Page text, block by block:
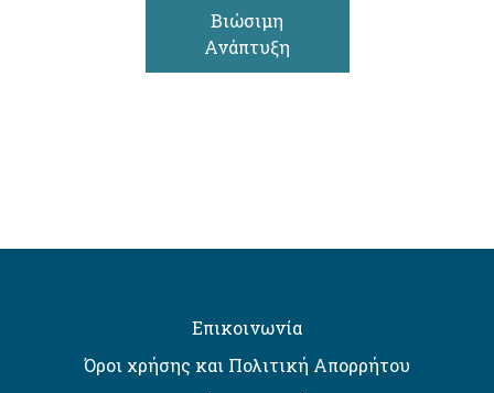
Βιώσιμη
Ανάπτυξη
Επικοινωνία
Όροι χρήσης και Πολιτική Απορρήτου